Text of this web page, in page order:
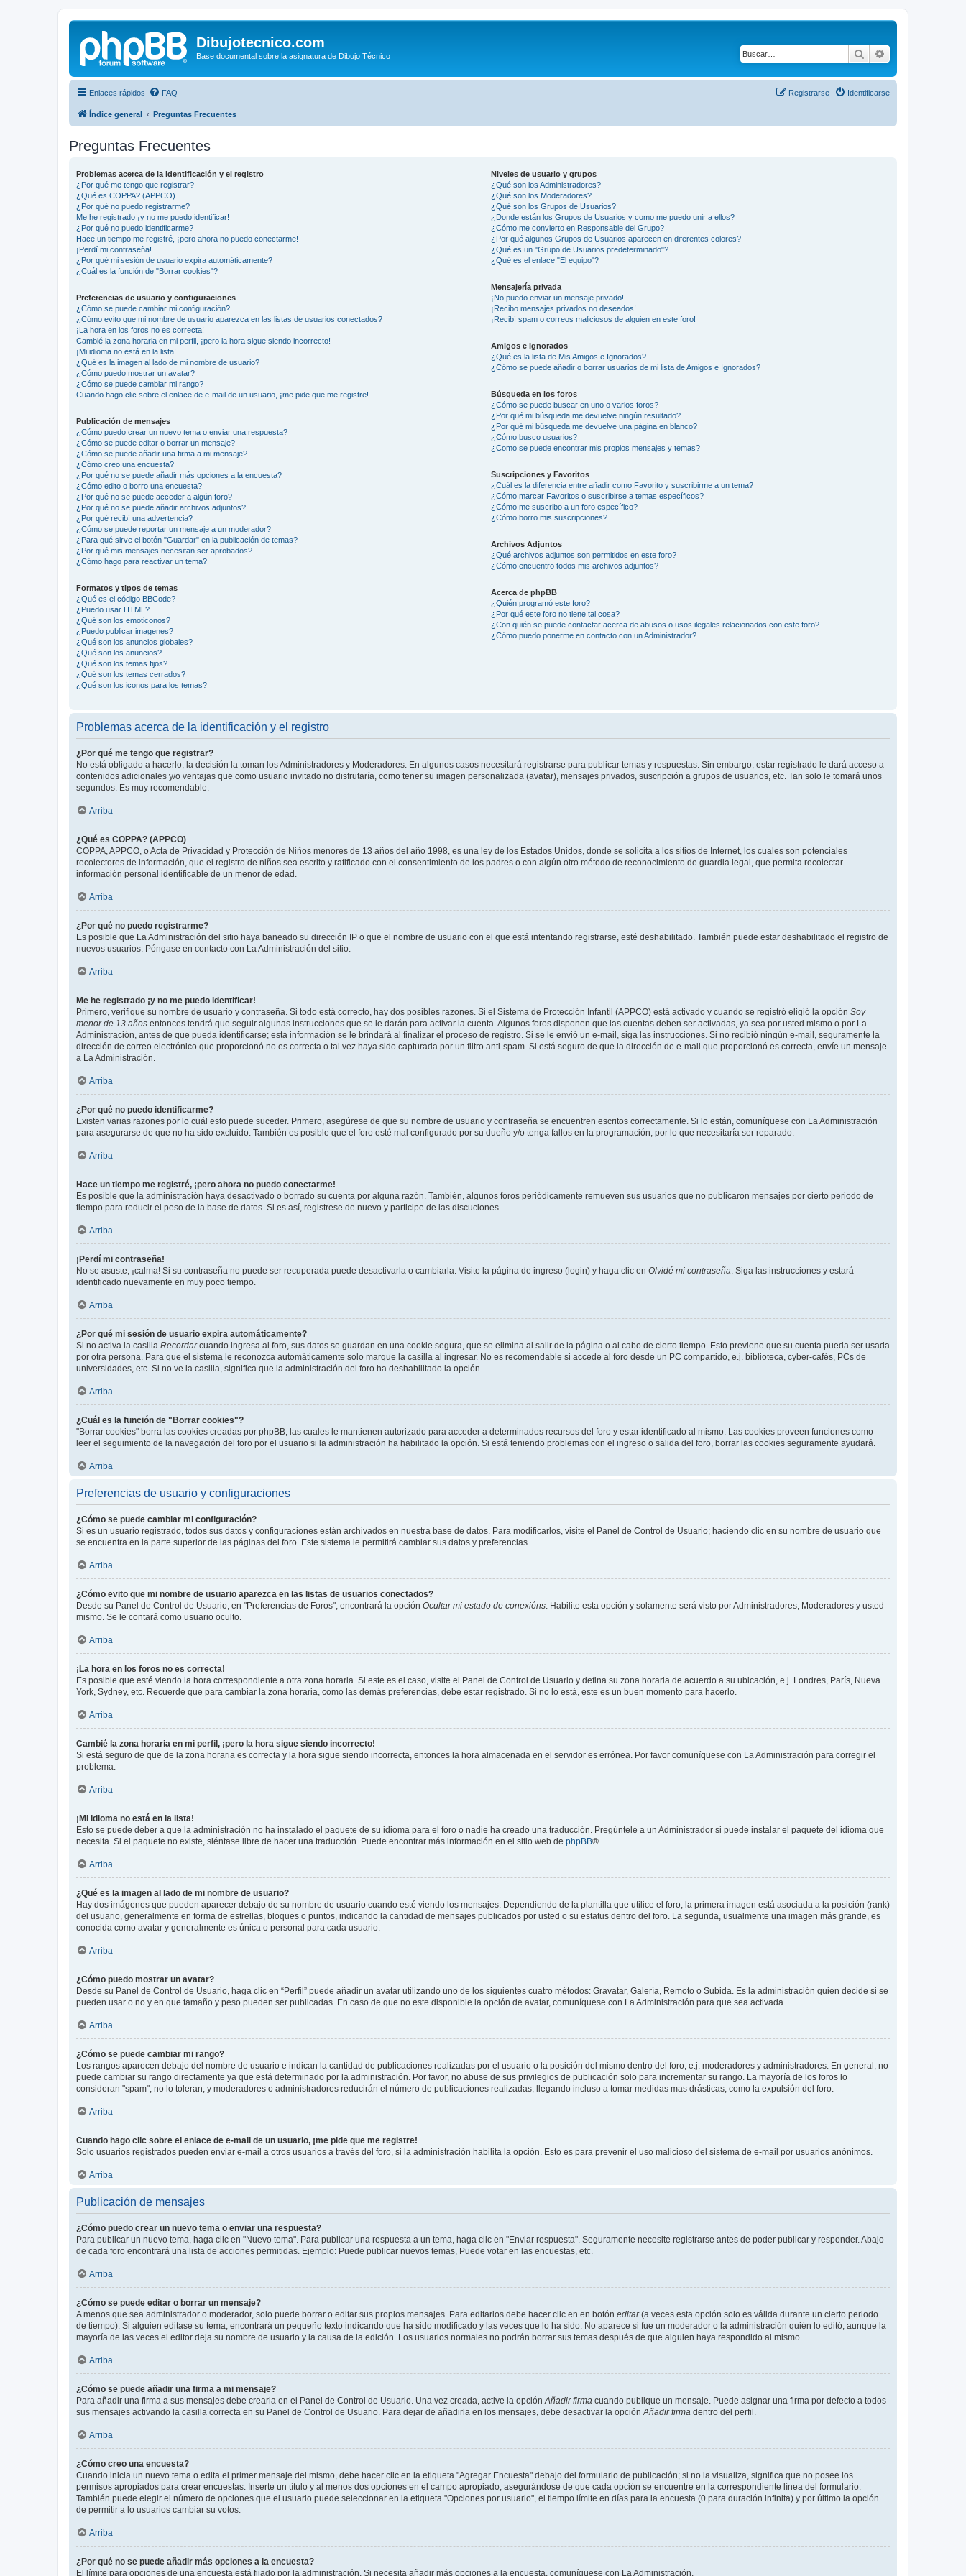
Dibujotecnico.com
Base documental sobre la asignatura de Dibujo Técnico Buscar
Enlaces rápidos FAQ Identificarse
Registrarse
Índice general Preguntas Frecuentes
Preguntas Frecuentes
Problemas acerca de la identificación y el registro
¿Por qué me tengo que registrar?
¿Qué es COPPA? (APPCO)
¿Por qué no puedo registrarme?
Me he registrado ¡y no me puedo identificar!
¿Por qué no puedo identificarme?
Hace un tiempo me registré, ¡pero ahora no puedo conectarme!
¡Perdí mi contraseña!
¿Por qué mi sesión de usuario expira automáticamente?
¿Cuál es la función de "Borrar cookies"?
Preferencias de usuario y configuraciones
¿Cómo se puede cambiar mi configuración?
¿Cómo evito que mi nombre de usuario aparezca en las listas de usuarios conectados?
¡La hora en los foros no es correcta!
Cambié la zona horaria en mi perfil, ¡pero la hora sigue siendo incorrecto!
¡Mi idioma no está en la lista!
¿Qué es la imagen al lado de mi nombre de usuario?
¿Cómo puedo mostrar un avatar?
¿Cómo se puede cambiar mi rango?
Cuando hago clic sobre el enlace de e-mail de un usuario, ¡me pide que me registre!
Publicación de mensajes
¿Cómo puedo crear un nuevo tema o enviar una respuesta?
¿Cómo se puede editar o borrar un mensaje?
¿Cómo se puede añadir una firma a mi mensaje?
¿Cómo creo una encuesta?
¿Por qué no se puede añadir más opciones a la encuesta?
¿Cómo edito o borro una encuesta?
¿Por qué no se puede acceder a algún foro?
¿Por qué no se puede añadir archivos adjuntos?
¿Por qué recibí una advertencia?
¿Cómo se puede reportar un mensaje a un moderador?
¿Para qué sirve el botón "Guardar" en la publicación de temas?
¿Por qué mis mensajes necesitan ser aprobados?
¿Cómo hago para reactivar un tema?
Formatos y tipos de temas
¿Qué es el código BBCode?
¿Puedo usar HTML?
¿Qué son los emoticonos?
¿Puedo publicar imagenes?
¿Qué son los anuncios globales?
¿Qué son los anuncios?
¿Qué son los temas fijos?
¿Qué son los temas cerrados?
¿Qué son los iconos para los temas?
Niveles de usuario y grupos
¿Qué son los Administradores?
¿Qué son los Moderadores?
¿Qué son los Grupos de Usuarios?
¿Donde están los Grupos de Usuarios y como me puedo unir a ellos?
¿Cómo me convierto en Responsable del Grupo?
¿Por qué algunos Grupos de Usuarios aparecen en diferentes colores?
¿Qué es un "Grupo de Usuarios predeterminado"?
¿Qué es el enlace "El equipo"?
Mensajería privada
¡No puedo enviar un mensaje privado!
¡Recibo mensajes privados no deseados!
¡Recibí spam o correos maliciosos de alguien en este foro!
Amigos e Ignorados
¿Qué es la lista de Mis Amigos e Ignorados?
¿Cómo se puede añadir o borrar usuarios de mi lista de Amigos e Ignorados?
Búsqueda en los foros
¿Cómo se puede buscar en uno o varios foros?
¿Por qué mi búsqueda me devuelve ningún resultado?
¿Por qué mi búsqueda me devuelve una página en blanco?
¿Cómo busco usuarios?
¿Como se puede encontrar mis propios mensajes y temas?
Suscripciones y Favoritos
¿Cuál es la diferencia entre añadir como Favorito y suscribirme a un tema?
¿Cómo marcar Favoritos o suscribirse a temas específicos?
¿Cómo me suscribo a un foro específico?
¿Cómo borro mis suscripciones?
Archivos Adjuntos
¿Qué archivos adjuntos son permitidos en este foro?
¿Cómo encuentro todos mis archivos adjuntos?
Acerca de phpBB
¿Quién programó este foro?
¿Por qué este foro no tiene tal cosa?
¿Con quién se puede contactar acerca de abusos o usos ilegales relacionados con este foro?
¿Cómo puedo ponerme en contacto con un Administrador?
Problemas acerca de la identificación y el registro
¿Por qué me tengo que registrar?
No está obligado a hacerlo, la decisión la toman los Administradores y Moderadores. En algunos casos necesitará registrarse para publicar temas y respuestas. Sin embargo, estar registrado le dará acceso a
contenidos adicionales y/o ventajas que como usuario invitado no disfrutaría, como tener su imagen personalizada (avatar), mensajes privados, suscripción a grupos de usuarios, etc. Tan solo le tomará unos
segundos. Es muy recomendable.
Arriba
¿Qué es COPPA? (APPCO)
COPPA, APPCO, o Acta de Privacidad y Protección de Niños menores de 13 años del año 1998, es una ley de los Estados Unidos, donde se solicita a los sitios de Internet, los cuales son potenciales
recolectores de información, que el registro de niños sea escrito y ratificado con el consentimiento de los padres o con algún otro método de reconocimiento de guardia legal, que permita recolectar
información personal identificable de un menor de edad.
Arriba
¿Por qué no puedo registrarme?
Es posible que La Administración del sitio haya baneado su dirección IP o que el nombre de usuario con el que está intentando registrarse, esté deshabilitado. También puede estar deshabilitado el registro de
nuevos usuarios. Póngase en contacto con La Administración del sitio.
Arriba
Me he registrado ¡y no me puedo identificar!
Primero, verifique su nombre de usuario y contraseña. Si todo está correcto, hay dos posibles razones. Si el Sistema de Protección Infantil (APPCO) está activado y cuando se registró eligió la opción Soy
menor de 13 años entonces tendrá que seguir algunas instrucciones que se le darán para activar la cuenta. Algunos foros disponen que las cuentas deben ser activadas, ya sea por usted mismo o por La
Administración, antes de que pueda identificarse; esta información se le brindará al finalizar el proceso de registro. Si se le envió un e-mail, siga las instrucciones. Si no recibió ningún e-mail, seguramente la
dirección de correo electrónico que proporcionó no es correcta o tal vez haya sido capturada por un filtro anti-spam. Si está seguro de que la dirección de e-mail que proporcionó es correcta, envíe un mensaje
a La Administración.
Arriba
¿Por qué no puedo identificarme?
Existen varias razones por lo cuál esto puede suceder. Primero, asegúrese de que su nombre de usuario y contraseña se encuentren escritos correctamente. Si lo están, comuníquese con La Administración
para asegurarse de que no ha sido excluido. También es posible que el foro esté mal configurado por su dueño y/o tenga fallos en la programación, por lo que necesitaría ser reparado.
Arriba
Hace un tiempo me registré, ¡pero ahora no puedo conectarme!
Es posible que la administración haya desactivado o borrado su cuenta por alguna razón. También, algunos foros periódicamente remueven sus usuarios que no publicaron mensajes por cierto periodo de
tiempo para reducir el peso de la base de datos. Si es así, registrese de nuevo y participe de las discuciones.
Arriba
¡Perdí mi contraseña!
No se asuste, ¡calma! Si su contraseña no puede ser recuperada puede desactivarla o cambiarla. Visite la página de ingreso (login) y haga clic en Olvidé mi contraseña . Siga las instrucciones y estará
identificado nuevamente en muy poco tiempo.
Arriba
¿Por qué mi sesión de usuario expira automáticamente?
Si no activa la casilla Recordarcuando ingresa al foro, sus datos se guardan en una cookie segura, que se elimina al salir de la página o al cabo de cierto tiempo. Esto previene que su cuenta pueda ser usada
por otra persona. Para que el sistema le reconozca automáticamente solo marque la casilla al ingresar. No es recomendable si accede al foro desde un PC compartido, e.j. biblioteca, cyber-cafés, PCs de
universidades, etc. Si no ve la casilla, significa que la administración del foro ha deshabilitado la opción.
Arriba
¿Cuál es la función de "Borrar cookies"?
"Borrar cookies" borra las cookies creadas por phpBB, las cuales le mantienen autorizado para acceder a determinados recursos del foro y estar identificado al mismo. Las cookies proveen funciones como
leer el seguimiento de la navegación del foro por el usuario si la administración ha habilitado la opción. Si está teniendo problemas con el ingreso o salida del foro, borrar las cookies seguramente ayudará.
Arriba
Preferencias de usuario y configuraciones
¿Cómo se puede cambiar mi configuración?
Si es un usuario registrado, todos sus datos y configuraciones están archivados en nuestra base de datos. Para modificarlos, visite el Panel de Control de Usuario; haciendo clic en su nombre de usuario que
se encuentra en la parte superior de las páginas del foro. Este sistema le permitirá cambiar sus datos y preferencias.
Arriba
¿Cómo evito que mi nombre de usuario aparezca en las listas de usuarios conectados?
Desde su Panel de Control de Usuario, en "Preferencias de Foros", encontrará la opción Ocultar mi estado de conexións . Habilite esta opción y solamente será visto por Administradores, Moderadores y usted
mismo. Se le contará como usuario oculto.
Arriba
¡La hora en los foros no es correcta!
Es posible que esté viendo la hora correspondiente a otra zona horaria. Si este es el caso, visite el Panel de Control de Usuario y defina su zona horaria de acuerdo a su ubicación, e.j. Londres, París, Nueva
York, Sydney, etc. Recuerde que para cambiar la zona horaria, como las demás preferencias, debe estar registrado. Si no lo está, este es un buen momento para hacerlo.
Arriba
Cambié la zona horaria en mi perfil, ¡pero la hora sigue siendo incorrecto!
Si está seguro de que de la zona horaria es correcta y la hora sigue siendo incorrecta, entonces la hora almacenada en el servidor es errónea. Por favor comuníquese con La Administración para corregir el
problema.
Arriba
¡Mi idioma no está en la lista!
Esto se puede deber a que la administración no ha instalado el paquete de su idioma para el foro o nadie ha creado una traducción. Pregúntele a un Administrador si puede instalar el paquete del idioma que
necesita. Si el paquete no existe, siéntase libre de hacer una traducción. Puede encontrar más información en el sitio web de phpBB®
Arriba
¿Qué es la imagen al lado de mi nombre de usuario?
Hay dos imágenes que pueden aparecer debajo de su nombre de usuario cuando esté viendo los mensajes. Dependiendo de la plantilla que utilice el foro, la primera imagen está asociada a la posición (rank)
del usuario, generalmente en forma de estrellas, bloques o puntos, indicando la cantidad de mensajes publicados por usted o su estatus dentro del foro. La segunda, usualmente una imagen más grande, es
conocida como avatar y generalmente es única o personal para cada usuario.
Arriba
¿Cómo puedo mostrar un avatar?
Desde su Panel de Control de Usuario, haga clic en “Perfil” puede añadir un avatar utilizando uno de los siguientes cuatro métodos: Gravatar, Galería, Remoto o Subida. Es la administración quien decide si se
pueden usar o no y en que tamaño y peso pueden ser publicadas. En caso de que no este disponible la opción de avatar, comuníquese con La Administración para que sea activada.
Arriba
¿Cómo se puede cambiar mi rango?
Los rangos aparecen debajo del nombre de usuario e indican la cantidad de publicaciones realizadas por el usuario o la posición del mismo dentro del foro, e.j. moderadores y administradores. En general, no
puede cambiar su rango directamente ya que está determinado por la administración. Por favor, no abuse de sus privilegios de publicación solo para incrementar su rango. La mayoría de los foros lo
consideran "spam", no lo toleran, y moderadores o administradores reducirán el número de publicaciones realizadas, llegando incluso a tomar medidas mas drásticas, como la expulsión del foro.
Arriba
Cuando hago clic sobre el enlace de e-mail de un usuario, ¡me pide que me registre!
Solo usuarios registrados pueden enviar e-mail a otros usuarios a través del foro, si la administración habilita la opción. Esto es para prevenir el uso malicioso del sistema de e-mail por usuarios anónimos.
Arriba
Publicación de mensajes
¿Cómo puedo crear un nuevo tema o enviar una respuesta?
Para publicar un nuevo tema, haga clic en "Nuevo tema". Para publicar una respuesta a un tema, haga clic en "Enviar respuesta". Seguramente necesite registrarse antes de poder publicar y responder. Abajo
de cada foro encontrará una lista de acciones permitidas. Ejemplo: Puede publicar nuevos temas, Puede votar en las encuestas, etc.
Arriba
¿Cómo se puede editar o borrar un mensaje?
A menos que sea administrador o moderador, solo puede borrar o editar sus propios mensajes. Para editarlos debe hacer clic en en botón editar(a veces esta opción solo es válida durante un cierto periodo
de tiempo). Si alguien editase su tema, encontrará un pequeño texto indicando que ha sido modificado y las veces que lo ha sido. No aparece si fue un moderador o la administración quién lo editó, aunque la
mayoría de las veces el editor deja su nombre de usuario y la causa de la edición. Los usuarios normales no podrán borrar sus temas después de que alguien haya respondido al mismo.
Arriba
¿Cómo se puede añadir una firma a mi mensaje?
Para añadir una firma a sus mensajes debe crearla en el Panel de Control de Usuario. Una vez creada, active la opción Añadir firma cuando publique un mensaje. Puede asignar una firma por defecto a todos
sus mensajes activando la casilla correcta en su Panel de Control de Usuario. Para dejar de añadirla en los mensajes, debe desactivar la opción Añadir firma dentro del perfil.
Arriba
¿Cómo creo una encuesta?
Cuando inicia un nuevo tema o edita el primer mensaje del mismo, debe hacer clic en la etiqueta "Agregar Encuesta" debajo del formulario de publicación; si no la visualiza, significa que no posee los
permisos apropiados para crear encuestas. Inserte un título y al menos dos opciones en el campo apropiado, asegurándose de que cada opción se encuentre en la correspondiente línea del formulario.
También puede elegir el número de opciones que el usuario puede seleccionar en la etiqueta "Opciones por usuario", el tiempo límite en días para la encuesta (0 para duración infinita) y por último la opción
de permitir a lo usuarios cambiar su votos.
Arriba
¿Por qué no se puede añadir más opciones a la encuesta?
El límite para opciones de una encuesta está fijado por la administración. Si necesita añadir más opciones a la encuesta, comuníquese con La Administración.